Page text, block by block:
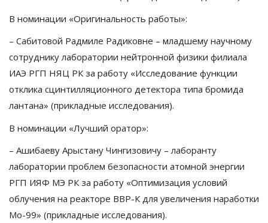
В номинации «Оригинальность работы»:
– Сабитовой Радмиле Радиковне – младшему научному
сотруднику лаборатории нейтронной физики филиала
ИАЭ РГП НЯЦ РК за работу «Исследование функции
отклика сцинтилляционного детектора типа бромида
лантана» (прикладные исследования).
В номинации «Лучший оратор»:
– Ашибаеву Арыстану Чингизовичу – лаборанту
лаборатории проблем безопасности атомной энергии
РГП ИЯФ МЭ РК за работу «Оптимизация условий
облучения на реакторе ВВР-К для увеличения наработки
Mo-99» (прикладные исследования).